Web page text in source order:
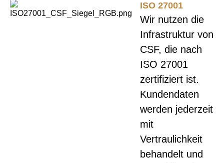
ISO 27001
Wir nutzen die
Infrastruktur von
CSF, die nach
ISO 27001
zertifiziert ist.
Kundendaten
werden jederzeit
mit
Vertraulichkeit
behandelt und